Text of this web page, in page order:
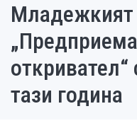
Младежкият
тази година